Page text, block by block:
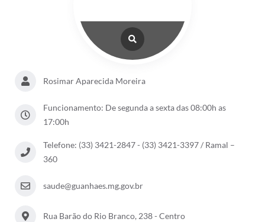
Rosimar Aparecida Moreira
Funcionamento: De segunda a sexta das 08:00h as
17:00h
Telefone: (33) 3421-2847 - (33) 3421-3397 / Ramal –
360
saude@guanhaes.mg.gov.br
Rua Barão do Rio Branco, 238 - Centro